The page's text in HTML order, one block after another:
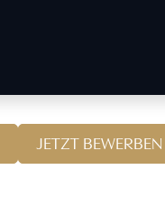
JETZT BEWERBEN